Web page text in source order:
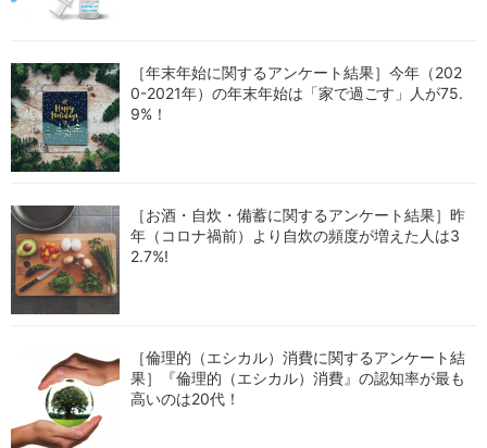
［年末年始に関するアンケート結果］今年（202
0-2021年）の年末年始は「家で過ごす」人が75.
9%！
［お酒・自炊・備蓄に関するアンケート結果］昨
年（コロナ禍前）より自炊の頻度が増えた人は3
2.7%!
［倫理的（エシカル）消費に関するアンケート結
果］『倫理的（エシカル）消費』の認知率が最も
高いのは20代！